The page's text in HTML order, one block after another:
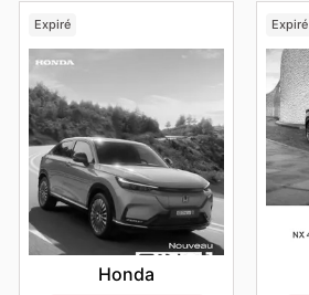
Expiré
Honda
Expiré